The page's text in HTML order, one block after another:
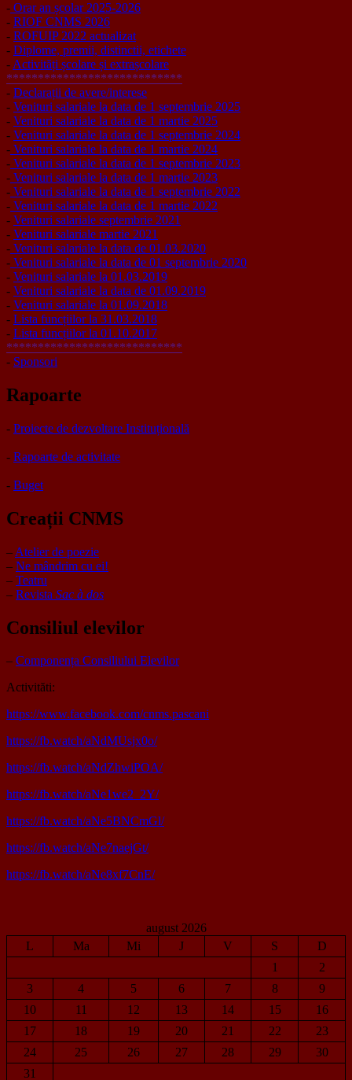
- Orar an școlar 2025-2026
- RIOF CNMS 2026
- ROFUIP 2022 actualizat
- Diplome, premii, distinctii, etichete
- Activități școlare și extrașcolare
****************************
- Declarații de avere/interese
- Venituri salariale la data de 1 septembrie 2025
- Venituri salariale la data de 1 martie 2025
- Venituri salariale la data de 1 septembrie 2024
- Venituri salariale la data de 1 martie 2024
- Venituri salariale la data de 1 septembrie 2023
- Venituri salariale la data de 1 martie 2023
- Venituri salariale la data de 1 septembrie 2022
- Venituri salariale la data de 1 martie 2022
- Venituri salariale septembrie 2021
- Venituri salariale martie 2021
- Venituri salariale la data de 01.03.2020
- Venituri salariale la data de 01 septembrie 2020
- Venituri salariale la 01.03.2019
- Venituri salariale la data de 01.09.2019
- Venituri salariale la 01.09.2018
- Lista funcțiilor la 31.03.2018
- Lista funcțiilor la 01.10.2017
****************************
- Sponsori
Rapoarte
- Proiecte de dezvoltare Instituțională
- Rapoarte de activitate
- Buget
Creații CNMS
– Atelier de poezie
– Ne mândrim cu ei!
– Teatru
– Revista Sac à dos
Consiliul elevilor
– Componența Consiliului Elevilor
Activităti:
https://www.facebook.com/cnms.pascani
https://fb.watch/aNdMUsjx0o/
https://fb.watch/aNdZhwiPOA/
https://fb.watch/aNe1we2_2Y/
https://fb.watch/aNe5BNCmGl/
https://fb.watch/aNe7naejGt/
https://fb.watch/aNe8xf7CnE/
august 2026
L
Ma Mi J V S
D
1
2
3
4 5 6 7 8
9
10
11 12 13 14 15
16
17
18 19 20 21 22
23
24
25 26 27 28 29
30
31